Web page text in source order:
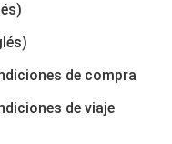
de compra
de viaje